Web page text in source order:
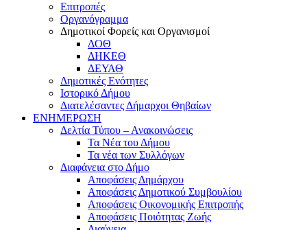
Επιτροπές
Οργανόγραμμα
Δημοτικοί Φορείς και Οργανισμοί
ΔΟΘ
ΔΗΚΕΘ
ΔΕΥΑΘ
Δημοτικές Ενότητες
Ιστορικό Δήμου
Διατελέσαντες Δήμαρχοι Θηβαίων
ΕΝΗΜΕΡΩΣΗ
Δελτία Τύπου – Ανακοινώσεις
Τα Νέα του Δήμου
Τα νέα των Συλλόγων
Διαφάνεια στο Δήμο
Αποφάσεις Δημάρχου
Αποφάσεις Δημοτικού Συμβουλίου
Αποφάσεις Οικονομικής Επιτροπής
Αποφάσεις Ποιότητας Ζωής